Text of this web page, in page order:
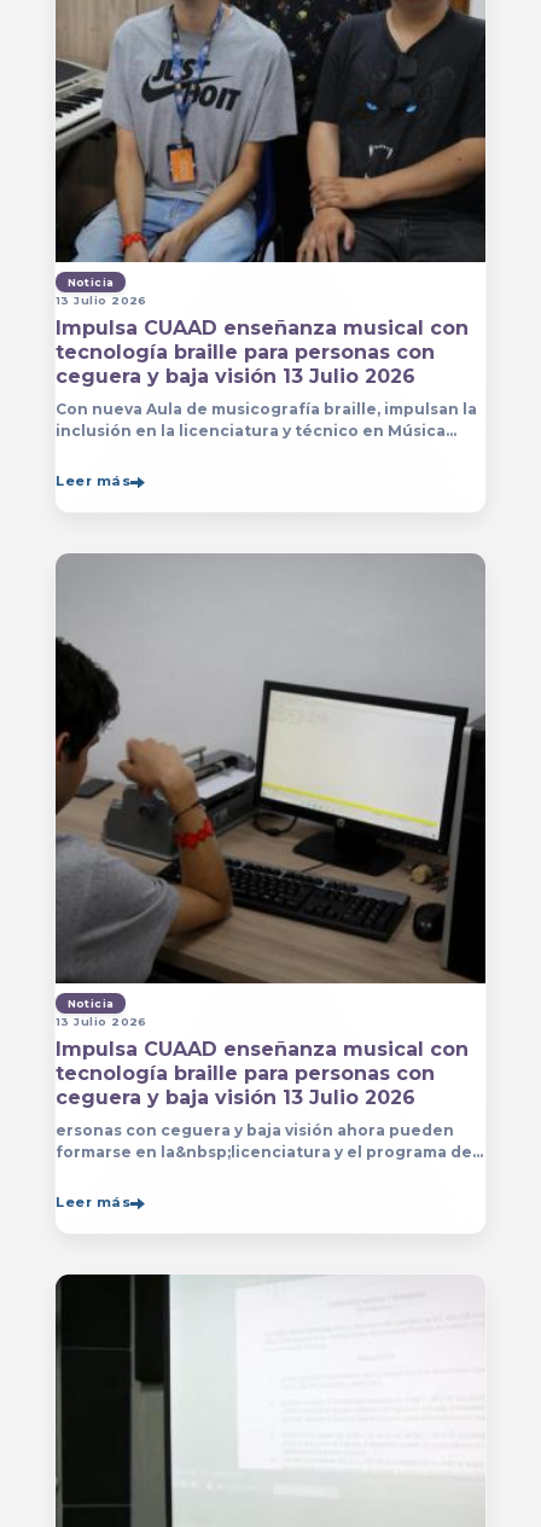
Noticia
13 Julio 2026
Impulsa CUAAD enseñanza musical con
tecnología braille para personas con
ceguera y baja visión 13 Julio 2026
Con nueva Aula de musicografía braille, impulsan la
inclusión en la licenciatura y técnico en Música
formen con mayor autonomía
Leer más
Noticia
13 Julio 2026
Impulsa CUAAD enseñanza musical con
tecnología braille para personas con
ceguera y baja visión 13 Julio 2026
ersonas con ceguera y baja visión ahora pueden
formarse en la&nbsp;licenciatura y el programa de
el&nbsp;
Leer más